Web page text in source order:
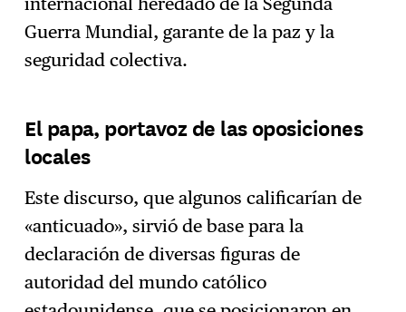
Guerra Mundial, garante de la paz y la
seguridad colectiva.
El papa, portavoz de las oposiciones
locales
Este discurso, que algunos calificarían de
«anticuado», sirvió de base para la
declaración de diversas figuras de
autoridad del mundo católico